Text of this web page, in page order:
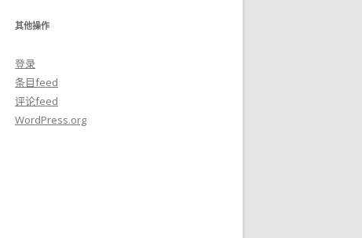
其他操作
登录
条目feed
评论feed
WordPress.org